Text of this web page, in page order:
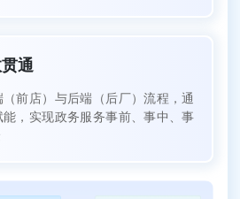
通
前店）与后端（后厂）流程，通
，实现政务服务事前、事中、事